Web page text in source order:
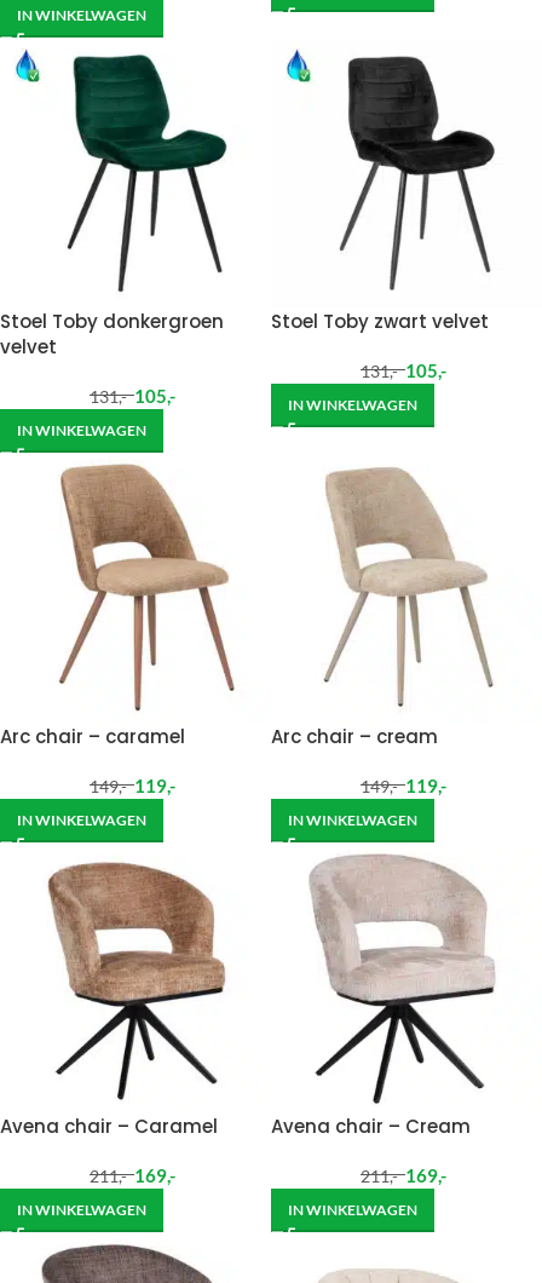
IN WINKELWAGEN
Stoel Toby donkergroen
velvet
131,- 105,-
IN WINKELWAGEN
Stoel Toby zwart velvet
131,- 105,-
IN WINKELWAGEN
Arc chair – caramel
149,- 119,-
IN WINKELWAGEN
Arc chair – cream
149,- 119,-
IN WINKELWAGEN
Avena chair – Caramel
211,- 169,-
IN WINKELWAGEN
Avena chair – Cream
211,- 169,-
IN WINKELWAGEN